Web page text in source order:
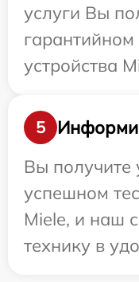
услуги Вы
устройства
5
Вы получите
успешном
Miele, и наш
технику в